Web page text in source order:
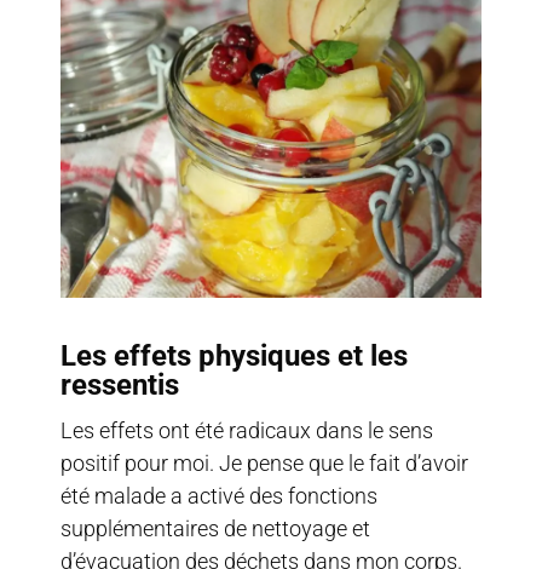
Les effets physiques et les
ressentis
Les effets ont été radicaux dans le sens
positif pour moi. Je pense que le fait d’avoir
été malade a activé des fonctions
supplémentaires de nettoyage et
d’évacuation des déchets dans mon corps.